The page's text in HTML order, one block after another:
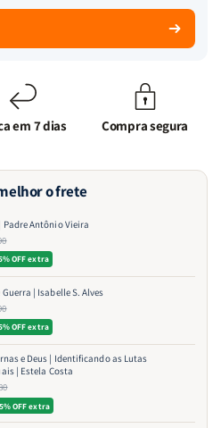
em 7 dias Compra segura
o frete
Padre Antônio Vieira
OFF extra
| Isabelle S. Alves
OFF extra
e Deus | Identificando as Lutas
| Estela Costa
OFF extra